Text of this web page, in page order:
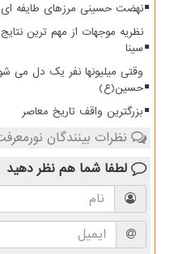
نهضت حسینی مرزهای طایفه
نظریه موجهات از مهم ترین
سینا
وقتی میلیونها نفر یک دل می
حسین(ع)
بزرگترین واقف تاریخ معاصر
نظرات بینندگان
لطفا شما هم نظر دهید